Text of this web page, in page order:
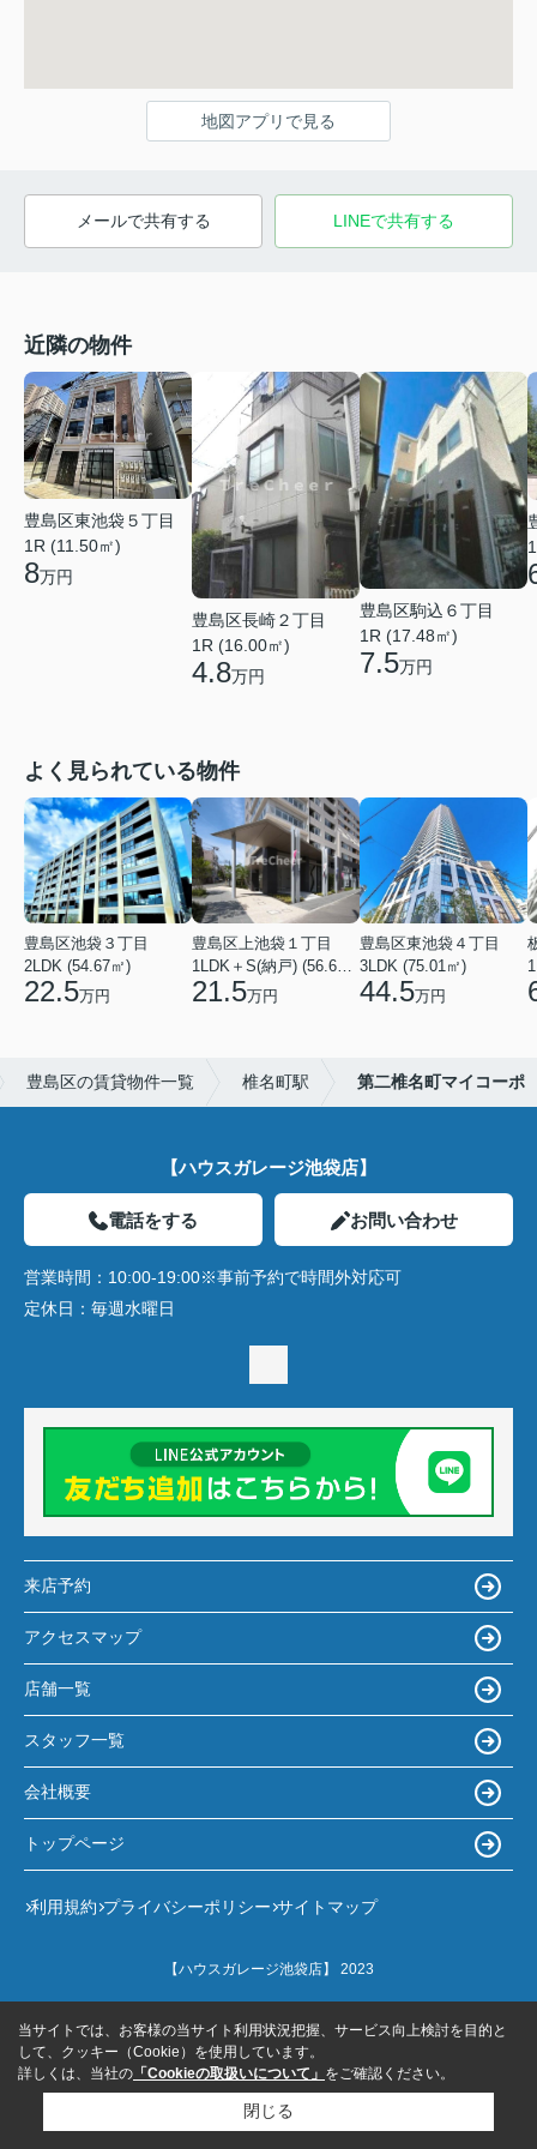
地図アプリで見る
メールで共有する LINEで共有する
近隣の物件
豊島区東池袋５丁目
1R (11.50㎡)
8万円
豊島区長崎２丁目
1R (16.00㎡)
4.8万円
豊島区駒込６丁目
1R (17.48㎡)
7.5万円
よく見られている物件
豊島区池袋３丁目
2LDK (54.67㎡)
22.5万円
豊島区上池袋１丁目
21.5万円
豊島区東池袋４丁目
3LDK (75.01㎡)
44.5万円
豊島区の賃貸物件一覧 椎名町駅 第二椎名町マイコーポ
【ハウスガレージ池袋店】
電話をする お問い合わせ
営業時間： 10:00-19:00※事前予約で時間外対応可
定休日： 毎週水曜日
来店予約
アクセスマップ
店舗一覧
スタッフ一覧
会社概要
トップページ
利用規約 プライバシーポリシー サイトマップ
【ハウスガレージ池袋店】 2023
当サイトでは、お客様の当サイト利用状況把握、サービス向上検討を目的と
して、クッキー（Cookie）を使用しています。
詳しくは、当社の 「Cookieの取扱いについて」 をご確認ください。
閉じる